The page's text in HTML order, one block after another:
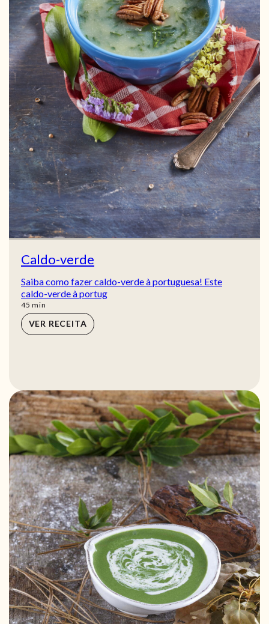
Caldo-verde
Saiba como fazer caldo-verde à portuguesa! Este
caldo-verde à portug
45 min
min
VER RECEITA